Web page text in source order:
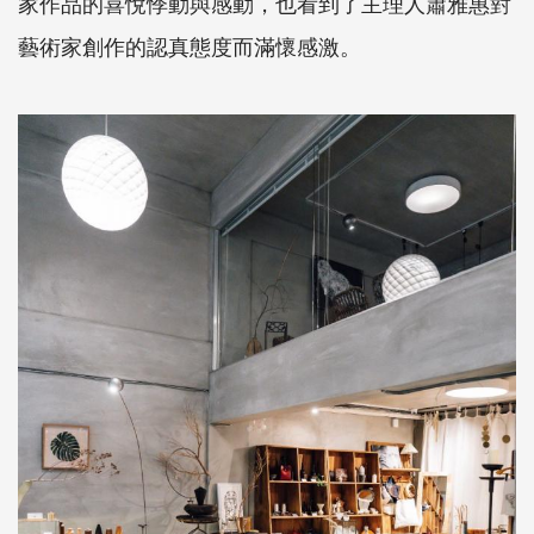
藝術家創作的認真態度而滿懷感激。